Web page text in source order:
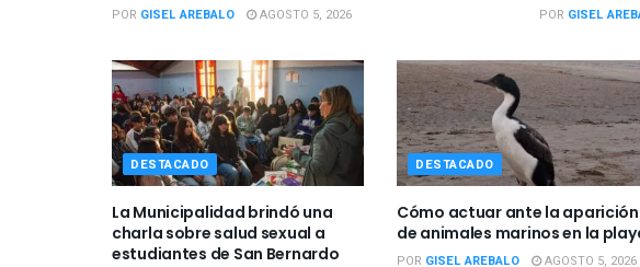
POR GISEL AREBALO AGOSTO 5, 2026 POR GISEL
DESTACADO
La Municipalidad brindó una
charla sobre salud sexual a
estudiantes de San Bernardo
DESTACADO
Cómo actuar ante la aparición
de animales marinos en la
POR GISEL AREBALO AGOSTO 5, 2026